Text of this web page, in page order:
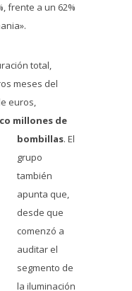
frente a un 62%
total,
meses del
euros,
millones de
bombillas. El
grupo
también
apunta que,
desde que
comenzó a
auditar el
segmento de
la iluminación